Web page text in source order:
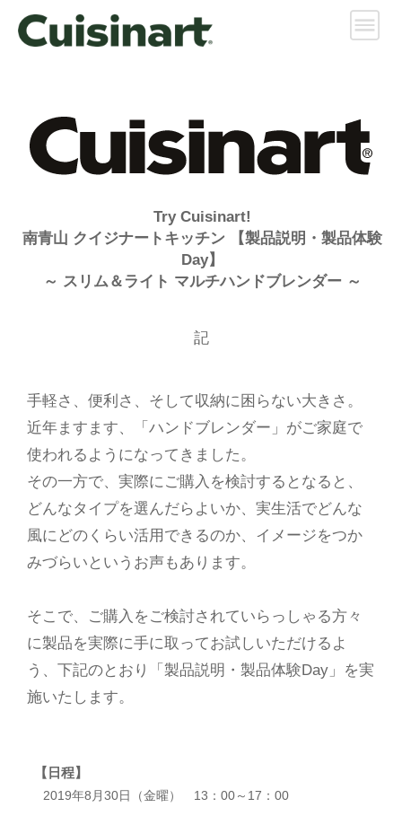
Try Cuisinart!
南青山 クイジナートキッチン 【製品説明・製品体験
Day】
～ スリム＆ライト マルチハンドブレンダー ～
記
手軽さ、便利さ、そして収納に困らない大きさ。
近年ますます、「ハンドブレンダー」がご家庭で
使われるようになってきました。
その一方で、実際にご購入を検討するとなると、
どんなタイプを選んだらよいか、実生活でどんな
風にどのくらい活用できるのか、イメージをつか
みづらいというお声もあります。
そこで、ご購入をご検討されていらっしゃる方々
に製品を実際に手に取ってお試しいただけるよ
う、下記のとおり「製品説明・製品体験Day」を実
施いたします。
【日程】
2019年8月30日（金曜） 13：00～17：00